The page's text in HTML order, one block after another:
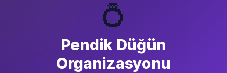
💍
Pendik Düğün
Organizasyonu